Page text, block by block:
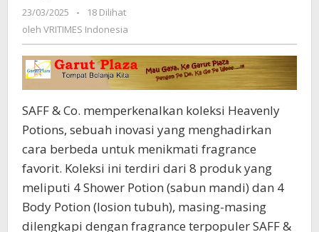
dalam
Menikmati
Fragrance
Favorit
23/03/2025
oleh
VRITIMES
-
18 Dilihat
oleh VRITIMES Indonesia
SAFF & Co. memperkenalkan koleksi Heavenly
Potions, sebuah inovasi yang menghadirkan
cara berbeda untuk menikmati fragrance
favorit. Koleksi ini terdiri dari 8 produk yang
meliputi 4 Shower Potion (sabun mandi) dan 4
Body Potion (losion tubuh), masing-masing
dilengkapi dengan fragrance terpopuler SAFF &